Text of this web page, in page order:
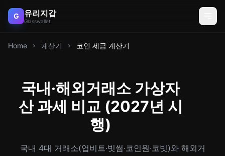
G 유리지갑
Glasswallet
Home 계산기 코인 세금 계산기
국내·해외거래소 가상자
산 과세 비교 (2027년 시
행)
국내 4대 거래소(업비트·빗썸·코인원·코빗)와 해외거